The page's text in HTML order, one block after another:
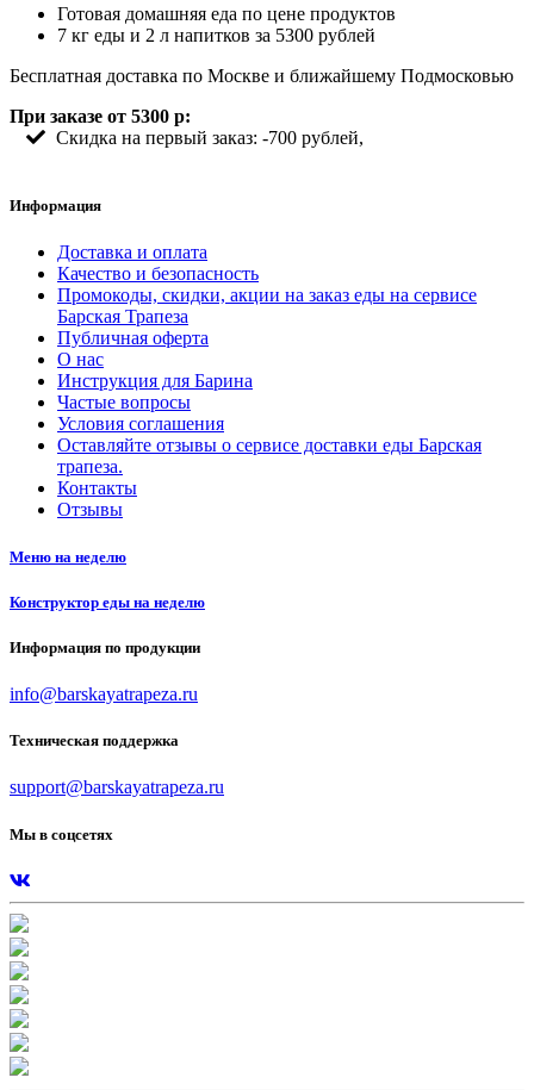
Готовая домашняя еда по цене продуктов
7 кг еды и 2 л напитков за 5300 рублей
Бесплатная доставка по Москве и ближайшему Подмосковью
При заказе от 5300 р:
Скидка на первый заказ: -700 рублей,
Информация
Доставка и оплата
Качество и безопасность
Промокоды, скидки, акции на заказ еды на сервисе
Барская Трапеза
Публичная оферта
О нас
Инструкция для Барина
Частые вопросы
Условия соглашения
Оставляйте отзывы о сервисе доставки еды Барская
трапеза.
Контакты
Отзывы
Меню на неделю
Конструктор еды на неделю
Информация по продукции
info@barskayatrapeza.ru
Техническая поддержка
support@barskayatrapeza.ru
Мы в соцсетях